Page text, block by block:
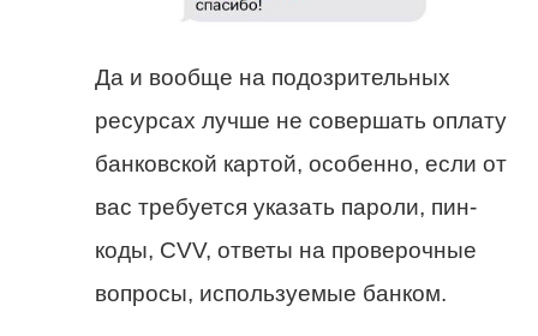
Да и вообще на подозрительных
ресурсах лучше не совершать оплату
банковской картой, особенно, если от
вас требуется указать пароли, пин-
коды, CVV, ответы на проверочные
вопросы, используемые банком.